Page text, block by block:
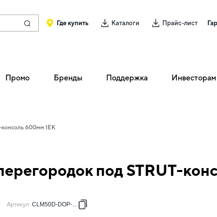
Где купить Каталоги Прайс-лист
Промо Бренды Поддержка Инвесторам
консоль 600мм IEK
под STRUT-
Артикул: CLM50D-DOP-600